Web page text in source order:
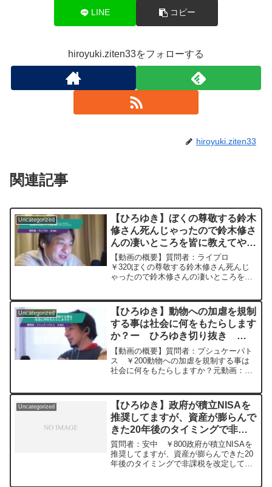
LINE コピー
hiroyuki.ziten33をフォローする
hiroyuki.ziten33
関連記事
Uncategorized
【ひろゆき】ぼくの尊敬する鈴木
修さん死んじゃったので鈴木修さ
んの凄いところを皆に教えてやっ
てくださいー ひろゆき切り抜
き 20241227
【動画の概要】質問者：ライプロ
￥320ぼくの尊敬する鈴木修さん死んじ
ゃったので鈴木修さんの凄いところを皆
ラフト。2024/12/27 V16 ひろゆ
きさんの動画...
Uncategorized
【ひろゆき】動物への加虐を規制
する事は社会に何をもたらします
か？ー ひろゆき切り抜き
20241201
【動画の概要】質問者：プシュケーパト
ス ￥200動物への加虐を規制する事は
社会に何をもたらしますか？元動画：違
ろゆきさんの動画で、寄せられた質問
に...
Uncategorized
【ひろゆき】政府が積立NISAを
推奨してますが、資産が膨らんで
きた20年後のタイミングで非課
税を改定して、税金をごっそり持
ってかれると言う事態にはならな
い？ー ひろゆき切り抜き
質問者：安中 ￥800政府が積立NISAを
推奨してますが、資産が膨らんできた20
年後のタイミングで非課税を改定して、